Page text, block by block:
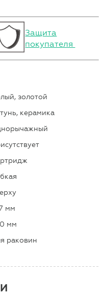
Защита
покупателя
золотой
керамика
мм
мм
раковин